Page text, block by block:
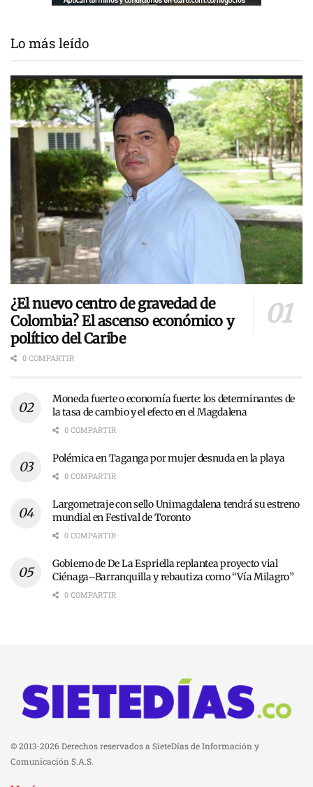
Lo más leído
¿El nuevo centro de gravedad de
Colombia? El ascenso económico y
político del Caribe
0 COMPARTIR
Moneda fuerte o economía fuerte: los determinantes de
la tasa de cambio y el efecto en el Magdalena
0 COMPARTIR
Polémica en Taganga por mujer desnuda en la playa
0 COMPARTIR
Largometraje con sello Unimagdalena tendrá su estreno
mundial en Festival de Toronto
0 COMPARTIR
Gobierno de De La Espriella replantea proyecto vial
Ciénaga–Barranquilla y rebautiza como “Vía Milagro”
0 COMPARTIR
© 2013-2026 Derechos reservados a SieteDías de Información y
Comunicación S.A.S.